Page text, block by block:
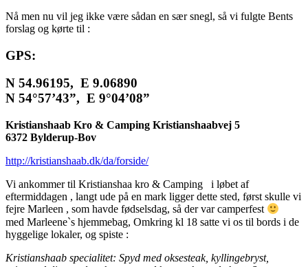
Nå men nu vil jeg ikke være sådan en sær snegl, så vi fulgte Bents
forslag og kørte til :
GPS:
N 54.96195, E 9.06890
N 54°57’43”, E 9°04’08”
Kristianshaab Kro & Camping Kristianshaabvej 5
6372 Bylderup-Bov
http://kristianshaab.dk/da/forside/
Vi ankommer til Kristianshaa kro & Camping i løbet af
eftermiddagen , langt ude på en mark ligger dette sted, først skulle vi
fejre Marleen , som havde fødselsdag, så der var camperfest
med Marleene`s hjemmebag, Omkring kl 18 satte vi os til bords i de
hyggelige lokaler, og spiste :
Kristianshaab specialitet: Spyd med oksesteak, kyllingebryst,